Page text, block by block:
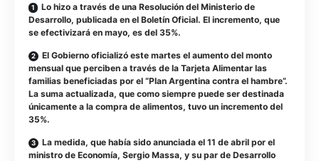
Lo hizo a través de una Resolución del Ministerio de
Desarrollo, publicada en el Boletín Oficial. El incremento, que
se efectivizará en mayo, es del 35%.
El Gobierno oficializó este martes el aumento del monto
mensual que perciben a través de la Tarjeta Alimentar las
familias beneficiadas por el “Plan Argentina contra el hambre”.
La suma actualizada, que como siempre puede ser destinada
únicamente a la compra de alimentos, tuvo un incremento del
35%.
La medida, que había sido anunciada el 11 de abril por el
ministro de Economía, Sergio Massa, y su par de Desarrollo